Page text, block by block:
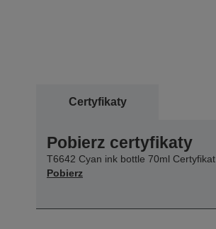
Certyfikaty
Pobierz certyfikaty
T6642 Cyan ink bottle 70ml Certyfikat
Pobierz